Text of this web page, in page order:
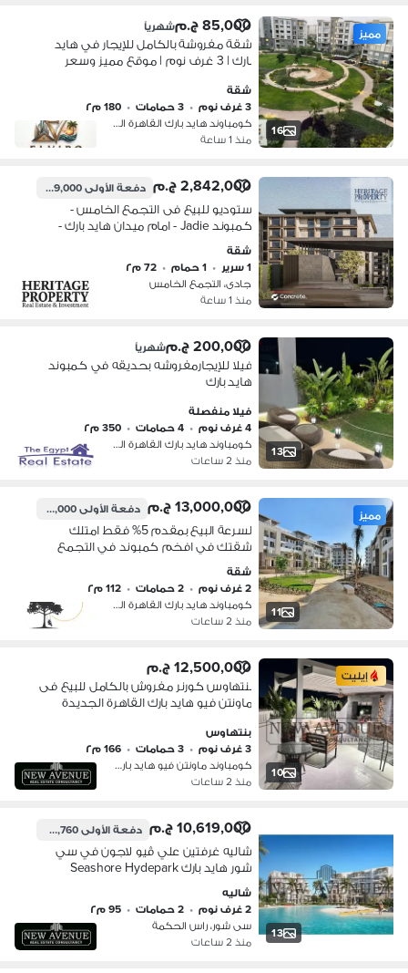
16
مميز 85,000 ج.م شهرياً
شقة مفروشة بالكامل للإيجار في هايد
بارك | 3 غرف نوم | موقع مميز وسعر
شقة
3 غرف نوم
• 3 حمامات • 180 م٢
كومباوند هايد بارك القاهرة الجديدة،…
منذ 1 ساعة
2,842,000 ج.م دفعة الأولى609,000 ج.م
ستوديو للبيع فى التجمع الخامس -
كمبوند Jadie - امام ميدان هايد بارك -
بخصم 30% لفترة محدودة - انتهز الفرصه
شقة
1 سرير
• 1 حمام • 72 م٢
جادى، التجمع الخامس
منذ 1 ساعة
13
200,000 ج.م شهرياً
فيلا للإيجارمفروشه بحديقه في كمبوند
هايد بارك
فيلا منفصلة
4 غرف نوم
• 4 حمامات • 350 م٢
كومباوند هايد بارك القاهرة الجديدة،…
منذ 2 ساعات
11
مميز 13,000,000 ج.م دفعة الأولى650,000 ج.م
لسرعة البيع بمقدم 5% فقط امتلك
شقتك في افخم كمبوند في التجمع
الخامس قريبة جدا من الجامعة الامريكية
( هايد بارك )
شقة
2 غرف نوم
• 2 حمامات • 112 م٢
كومباوند هايد بارك القاهرة الجديدة،…
منذ 2 ساعات
10
إيليت 12,500,000 ج.م
بنتهاوس كورنر مفروش بالكامل للبيع فى
ماونتن فيو هايد بارك القاهرة الجديدة
تشطيب ألترا سوبر لوكس جاهزة للاستلام
فورى
بنتهاوس
3 غرف نوم
• 3 حمامات • 166 م٢
كومباوند ماونتن فيو هايد بارك، التج…
منذ 2 ساعات
13
10,619,000 ج.م دفعة الأولى4,123,760 ج.م
شاليه غرفتين علي ڤيو لاجون في سي
شور هايد بارك Seashore Hydepark
بحرى
شاليه
2 غرف نوم
• 2 حمامات • 95 م٢
سى شور، راس الحكمة
منذ 2 ساعات